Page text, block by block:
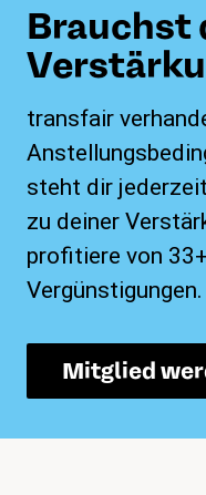
Brauchst
transfair
steht dir
zu deiner
profitiere von
Vergünstigungen.
Mitglied